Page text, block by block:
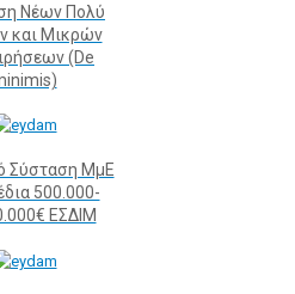
Νέων Πολύ
και Μικρών
(De
Σύσταση ΜμΕ
500.000-
ΕΣΔΙΜ